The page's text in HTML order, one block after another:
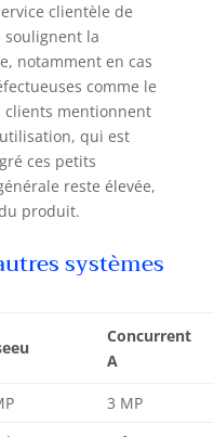
caméra
PTZ utilise
technologie de
de
PIR
Dès
mouvement
la
s'active et
tout en
Grâce à
et
clientèle de
soulignent la
notamment en cas
comme le
clients mentionnent
qui est
ces petits
reste élevée,
produit.
systèmes
Concurrent
A
3 MP